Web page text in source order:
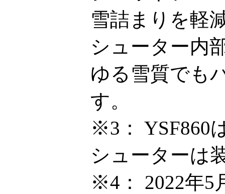
雪詰まりを軽
シューター内
ゆる雪質でも
す。
※3：
YSF860
シューターは
※4：
2022年5